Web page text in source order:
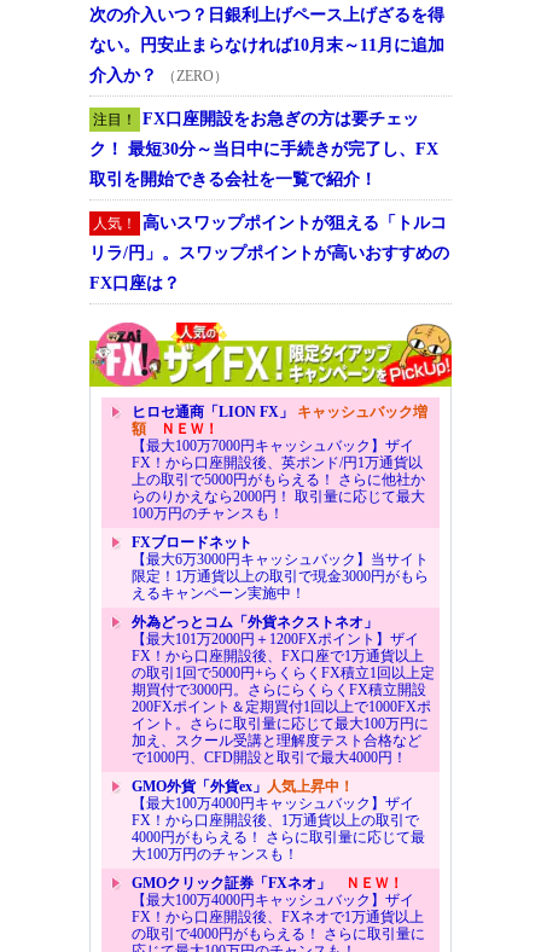
次の介入いつ？日銀利上げペース上げざるを得
ない。円安止まらなければ10月末～11月に追加
介入か？
（ZERO）
注目！
FX口座開設をお急ぎの方は要チェッ
ク！ 最短30分～当日中に手続きが完了し、FX
取引を開始できる会社を一覧で紹介！
人気！
高いスワップポイントが狙える「トルコ
リラ/円」。スワップポイントが高いおすすめの
FX口座は？
ヒロセ通商「LION FX」 キャッシュバック増
額ＮＥＷ！
【最大100万7000円キャッシュバック】ザイ
FX！から口座開設後、英ポンド/円1万通貨以
上の取引で5000円がもらえる！ さらに他社か
らのりかえなら2000円！ 取引量に応じて最大
100万円のチャンスも！
FXブロードネット
【最大6万3000円キャッシュバック】当サイト
限定！1万通貨以上の取引で現金3000円がもら
えるキャンペーン実施中！
外為どっとコム「外貨ネクストネオ」
【最大101万2000円＋1200FXポイント】ザイ
FX！から口座開設後、FX口座で1万通貨以上
の取引1回で5000円+らくらくFX積立1回以上定
期買付で3000円。さらにらくらくFX積立開設
200FXポイント＆定期買付1回以上で1000FXポ
イント。さらに取引量に応じて最大100万円に
加え、スクール受講と理解度テスト合格など
で1000円、CFD開設と取引で最大4000円！
GMO外貨「外貨ex」 人気上昇中！
【最大100万4000円キャッシュバック】ザイ
FX！から口座開設後、1万通貨以上の取引で
4000円がもらえる！ さらに取引量に応じて最
大100万円のチャンスも！
GMOクリック証券「FXネオ」
ＮＥＷ！
【最大100万4000円キャッシュバック】ザイ
FX！から口座開設後、FXネオで1万通貨以上
の取引で4000円がもらえる！ さらに取引量に